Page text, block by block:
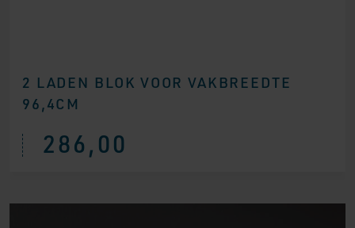
2 LADEN BLOK VOOR VAKBREEDTE
96,4CM
286,00